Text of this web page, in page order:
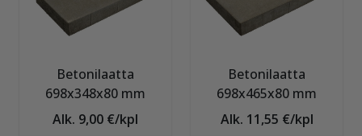
Betonilaatta
698x348x80 mm
Alk. 9,00 €/kpl
Betonilaatta
698x465x80 mm
Alk. 11,55 €/kpl